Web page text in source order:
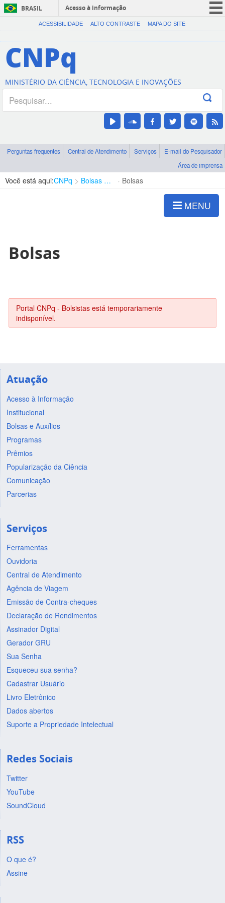
BRASIL
Acesso à informação
CORONAVÍRUS (COVID-19)
Canais
ACESSIBILIDADE ALTO CONTRASTE MAPA DO SITE
CNPq
MINISTÉRIO DA CIÊNCIA, TECNOLOGIA E INOVAÇÕES
Perguntas frequentes Central de Atendimento Serviços
E-mail do Pesquisador
Área de imprensa
Você está aqui:CNPq Bolsas e Auxílios Vigentes Bolsas
MENU
Bolsas
Portal CNPq - Bolsistas está temporariamente
indisponível.
Atuação
Acesso à Informação
Institucional
Bolsas e Auxílios
Programas
Prêmios
Popularização da Ciência
Comunicação
Parcerias
Serviços
Ferramentas
Ouvidoria
Central de Atendimento
Agência de Viagem
Emissão de Contra-cheques
Declaração de Rendimentos
Assinador Digital
Gerador GRU
Sua Senha
Esqueceu sua senha?
Cadastrar Usuário
Livro Eletrônico
Dados abertos
Suporte a Propriedade Intelectual
Redes Sociais
Twitter
YouTube
SoundCloud
RSS
O que é?
Assine